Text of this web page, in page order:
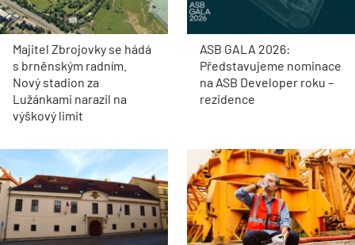
Majitel Zbrojovky se hádá
s brněnským radním.
Nový stadion za
Lužánkami narazil na
výškový limit
ASB GALA 2026:
Představujeme nominace
na ASB Developer roku –
rezidence